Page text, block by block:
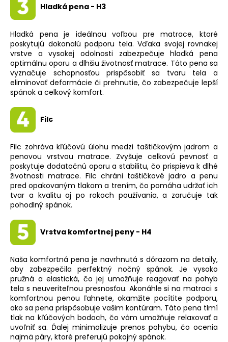
Hladká pena - H3
Hladká pena je ideálnou voľbou pre matrace, ktoré
poskytujú dokonalú podporu tela. Vďaka svojej rovnakej
vrstve a vysokej odolnosti zabezpečuje hladká pena
optimálnu oporu a dlhšiu životnosť matrace. Táto pena sa
vyznačuje schopnosťou prispôsobiť sa tvaru tela a
eliminovať deformácie či prehnutie, čo zabezpečuje lepší
spánok a celkový komfort.
Filc
Filc zohráva kľúčovú úlohu medzi taštičkovým jadrom a
penovou vrstvou matrace. Zvyšuje celkovú pevnosť a
poskytuje dodatočnú oporu a stabilitu, čo prispieva k dlhé
životnosti matrace. Filc chráni taštičkové jadro a penu
pred opakovaným tlakom a trením, čo pomáha udržať ich
tvar a kvalitu aj po rokoch používania, a zaručuje tak
pohodlný spánok.
Vrstva komfortnej peny - H4
Naša komfortná pena je navrhnutá s dôrazom na detaily,
aby zabezpečila perfektný nočný spánok. Je vysoko
pružná a elastická, čo jej umožňuje reagovať na pohyb
tela s neuveriteľnou presnosťou. Akonáhle si na matraci s
komfortnou penou ľahnete, okamžite pocítite podporu,
ako sa pena prispôsobuje vašim kontúram. Táto pena tlmí
tlak na kľúčových bodoch, čo vám umožňuje relaxovať a
uvoľniť sa. Ďalej minimalizuje prenos pohybu, čo ocenia
najmä páry, ktoré preferujú pokojný spánok.